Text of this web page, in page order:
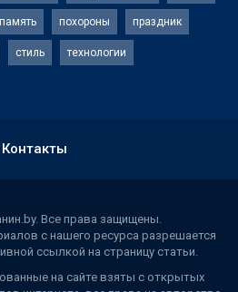
память похороны праздник
стиль технологии
Контакты
Все права защищены.
с нашего ресурса разрешается
ссылкой на страницу статьи.
на сайте взяты с открытых